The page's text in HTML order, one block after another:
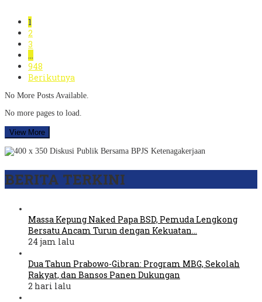
1
2
3
…
948
Berikutnya
No More Posts Available.
No more pages to load.
View More
BERITA TERKINI
Massa Kepung Naked Papa BSD, Pemuda Lengkong
Bersatu Ancam Turun dengan Kekuatan…
24 jam lalu
Dua Tahun Prabowo-Gibran: Program MBG, Sekolah
Rakyat, dan Bansos Panen Dukungan
2 hari lalu